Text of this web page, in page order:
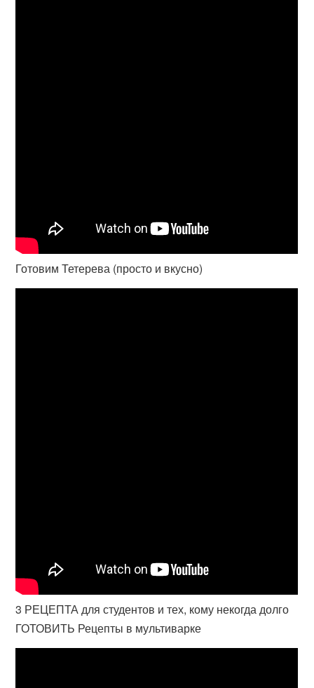
Готовим Тетерева (просто и вкусно)
3 РЕЦЕПТА для студентов и тех, кому некогда долго
ГОТОВИТЬ Рецепты в мультиварке